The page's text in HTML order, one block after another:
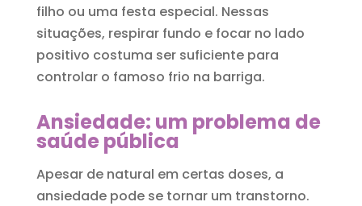
filho ou uma festa especial. Nessas
situações, respirar fundo e focar no lado
positivo costuma ser suficiente para
controlar o famoso frio na barriga.
Ansiedade: um problema de
saúde pública
Apesar de natural em certas doses, a
ansiedade pode se tornar um transtorno.